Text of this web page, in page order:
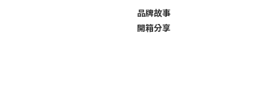
品牌故事
開箱分享